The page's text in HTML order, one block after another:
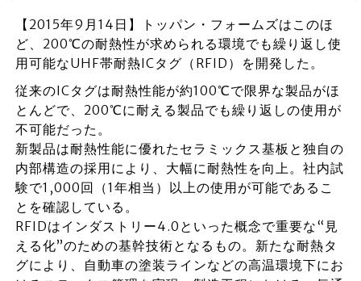
【2015年9月14日】トッパン・フォームズはこのほ
ど、200℃の耐熱性が求められる環境でも繰り返し使
用可能なUHF帯耐熱ICタグ（RFID）を開発した。
従来のICタグは耐熱性能が約100℃で限界な製品がほ
とんどで、200℃に耐える製品でも繰り返しの使用が
不可能だった。
新製品は耐熱性能に優れたセラミックス基板と独自の
内部構造の採用により、大幅に耐熱性を向上。社内試
験で1,000回（1年相当）以上の使用が可能であるこ
とを確認している。
RFIDはインダストリー4.0といった概念で重要な“見
える化”のための基幹技術となるもの。新たな耐熱タ
グにより、自動車の塗装ラインなどの高温環境下にお